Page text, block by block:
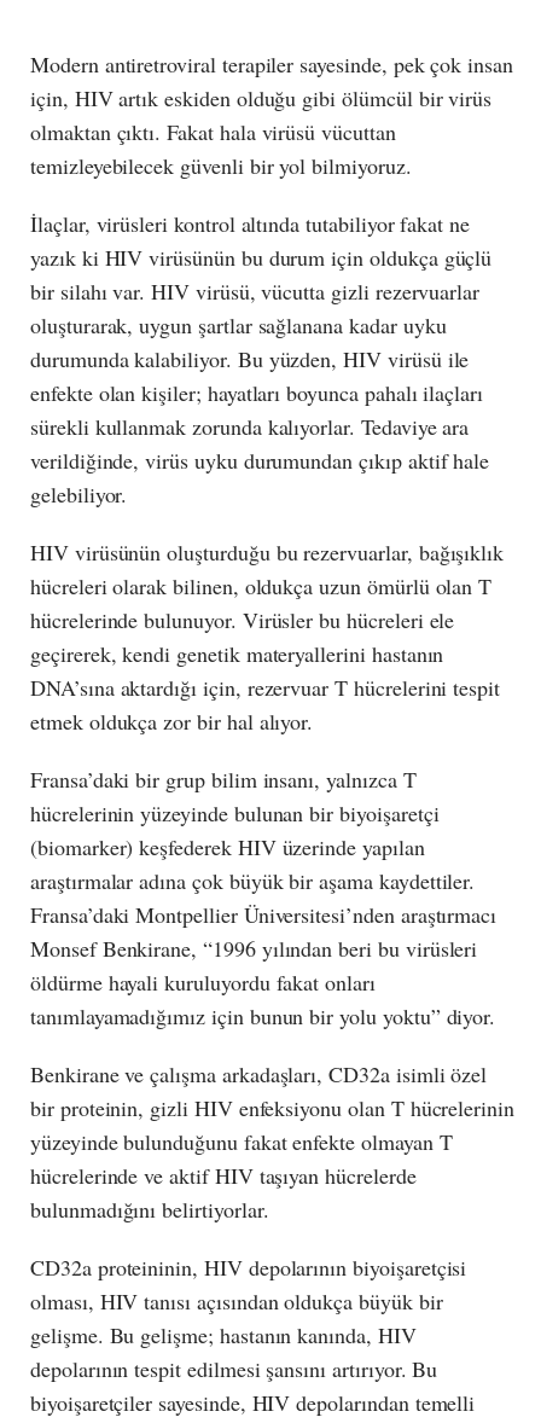
Modern antiretroviral terapiler sayesinde, pek çok insan
için, HIV artık eskiden olduğu gibi ölümcül bir virüs
olmaktan çıktı. Fakat hala virüsü vücuttan
temizleyebilecek güvenli bir yol bilmiyoruz.
İlaçlar, virüsleri kontrol altında tutabiliyor fakat ne
yazık ki HIV virüsünün bu durum için oldukça güçlü
bir silahı var. HIV virüsü, vücutta gizli rezervuarlar
oluşturarak, uygun şartlar sağlanana kadar uyku
durumunda kalabiliyor. Bu yüzden, HIV virüsü ile
enfekte olan kişiler; hayatları boyunca pahalı ilaçları
sürekli kullanmak zorunda kalıyorlar. Tedaviye ara
verildiğinde, virüs uyku durumundan çıkıp aktif hale
gelebiliyor.
HIV virüsünün oluşturduğu bu rezervuarlar, bağışıklık
hücreleri olarak bilinen, oldukça uzun ömürlü olan T
hücrelerinde bulunuyor. Virüsler bu hücreleri ele
geçirerek, kendi genetik materyallerini hastanın
DNA’sına aktardığı için, rezervuar T hücrelerini tespit
etmek oldukça zor bir hal alıyor.
Fransa’daki bir grup bilim insanı, yalnızca T
hücrelerinin yüzeyinde bulunan bir biyoişaretçi
(biomarker) keşfederek HIV üzerinde yapılan
araştırmalar adına çok büyük bir aşama kaydettiler.
Fransa’daki Montpellier Üniversitesi’nden araştırmacı
Monsef Benkirane, “1996 yılından beri bu virüsleri
öldürme hayali kuruluyordu fakat onları
tanımlayamadığımız için bunun bir yolu yoktu” diyor.
Benkirane ve çalışma arkadaşları, CD32a isimli özel
bir proteinin, gizli HIV enfeksiyonu olan T hücrelerinin
yüzeyinde bulunduğunu fakat enfekte olmayan T
hücrelerinde ve aktif HIV taşıyan hücrelerde
bulunmadığını belirtiyorlar.
CD32a proteininin, HIV depolarının biyoişaretçisi
olması, HIV tanısı açısından oldukça büyük bir
gelişme. Bu gelişme; hastanın kanında, HIV
depolarının tespit edilmesi şansını artırıyor. Bu
biyoişaretçiler sayesinde, HIV depolarından temelli